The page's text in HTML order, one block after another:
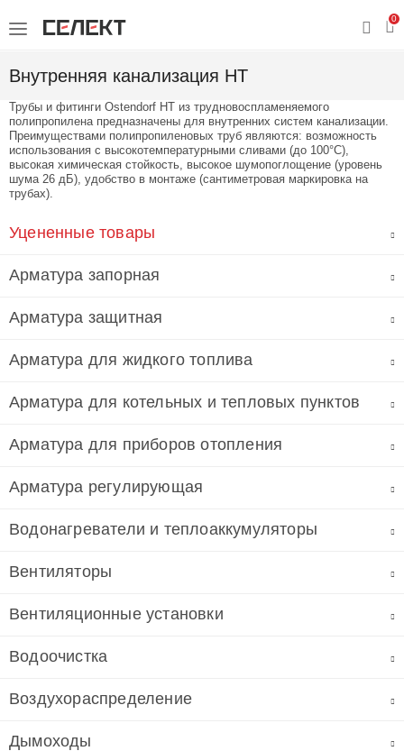
0
Внутренняя канализация HT
Трубы и фитинги Ostendorf HT из трудновоспламеняемого
полипропилена предназначены для внутренних систем канализации.
Преимуществами полипропиленовых труб являются: возможность
использования с высокотемпературными сливами (до 100°С),
высокая химическая стойкость, высокое шумопоглощение (уровень
шума 26 дБ), удобство в монтаже (сантиметровая маркировка на
трубах).
Уцененные товары
Арматура запорная
Арматура защитная
Арматура для жидкого топлива
Арматура для котельных и тепловых пунктов
Арматура для приборов отопления
Арматура регулирующая
Водонагреватели и теплоаккумуляторы
Вентиляторы
Вентиляционные установки
Водоочистка
Воздухораспределение
Дымоходы